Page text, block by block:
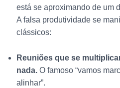
está se aproximando de um
A falsa produtividade se
clássicos:
Reuniões que se
nada.O famoso “vamos
alinhar”.